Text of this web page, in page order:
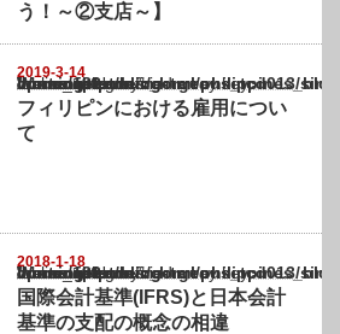
う！～②支店～】
2019-3-14
Warning
: Undefined array key "show_category" in
/home/netst/kuno-cpa.co.jp/public_html/philippines_blog/wp-content/themes/
on line183
フィリピンにおける雇用につい
て
2018-1-18
Warning
: Undefined array key "show_category" in
/home/netst/kuno-cpa.co.jp/public_html/philippines_blog/wp-content/themes/
on line183
国際会計基準(IFRS)と日本会計
基準の支配の概念の相違